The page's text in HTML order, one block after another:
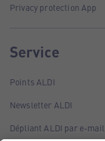
Privacy protection App
Service
Points ALDI
Newsletter ALDI
Dépliant ALDI par e-mail